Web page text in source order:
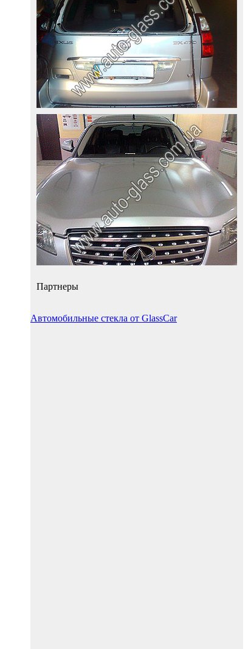
Партнеры
Автомобильные стекла от GlassCar